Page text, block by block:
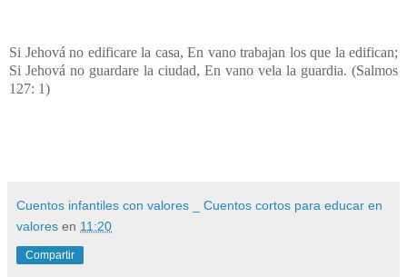
Si Jehová no edificare la casa, En vano trabajan los que la edifican;
Si Jehová no guardare la ciudad, En vano vela la guardia. (Salmos
127: 1)
Cuentos infantiles con valores _ Cuentos cortos para educar en
valores en 11:20
Compartir